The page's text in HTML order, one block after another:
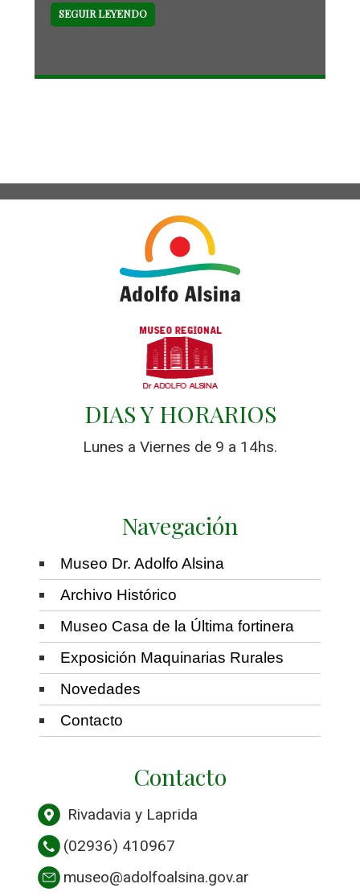
SEGUIR LEYENDO
DIAS Y HORARIOS
Lunes a Viernes de 9 a 14hs.
Navegación
Museo Dr. Adolfo Alsina
Archivo Histórico
Museo Casa de la Última fortinera
Exposición Maquinarias Rurales
Novedades
Contacto
Contacto
Rivadavia y Laprida
(02936) 410967
museo@adolfoalsina.gov.ar